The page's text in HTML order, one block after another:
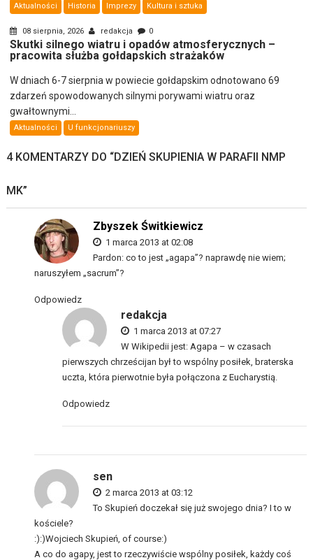
Aktualności Historia Imprezy Kultura i sztuka
08 sierpnia, 2026 redakcja 0
Skutki silnego wiatru i opadów atmosferycznych –
pracowita służba gołdapskich strażaków
W dniach 6-7 sierpnia w powiecie gołdapskim odnotowano 69
zdarzeń spowodowanych silnymi porywami wiatru oraz
gwałtownymi...
Aktualności U funkcjonariuszy
4 KOMENTARZY DO “DZIEŃ SKUPIENIA W PARAFII NMP
MK”
Zbyszek Świtkiewicz
1 marca 2013 at 02:08
Pardon: co to jest „agapa”? naprawdę nie wiem;
naruszyłem „sacrum”?
Odpowiedz
redakcja
1 marca 2013 at 07:27
W Wikipedii jest: Agapa – w czasach
pierwszych chrześcijan był to wspólny posiłek, braterska
uczta, która pierwotnie była połączona z Eucharystią.
Odpowiedz
sen
2 marca 2013 at 03:12
To Skupień doczekał się już swojego dnia? I to w
kościele?
:):)Wojciech Skupień, of course:)
A co do agapy, jest to rzeczywiście wspólny posiłek, każdy coś